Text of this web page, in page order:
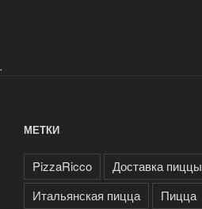
.
МЕТКИ
PizzaRicco
Доставка пиццы
Итальянская пицца
Пицца